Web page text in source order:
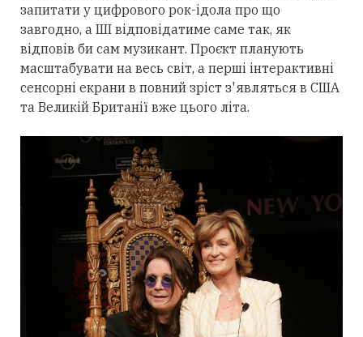
запитати у цифрового рок-ідола про що
завгодно, а ШІ відповідатиме саме так, як
відповів би сам музикант. Проєкт планують
масштабувати на весь світ, а перші інтерактивні
сенсорні екрани в повний зріст з'являться в США
та Великій Британії вже цього літа.